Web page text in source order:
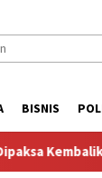
BISNIS
Uang Tanpa